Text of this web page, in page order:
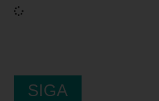
SIGA